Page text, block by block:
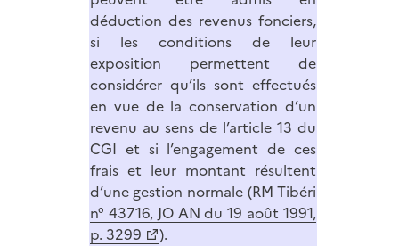
déduction des revenus fonciers,
si les conditions de leur
exposition permettent de
considérer qu’ils sont effectués
en vue de la conservation d’un
revenu au sens de l’article 13 du
CGI et si l’engagement de ces
frais et leur montant résultent
d’une gestion normale (RM Tibéri
n° 43716, JO AN du 19 août 1991,
p. 3299
).